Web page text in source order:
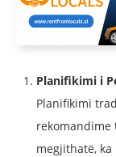
Planifikimi i
Planifikimi
rekomandime
megjithatë,